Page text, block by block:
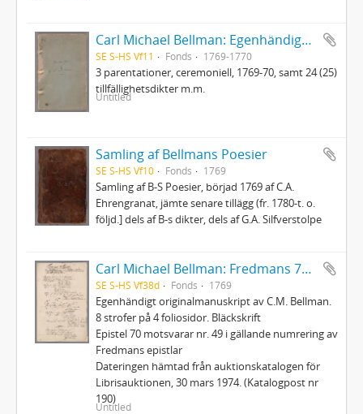
Carl Michael Bellman: Egenhändiga koncepter
SE S-HS Vf11 Fonds 1769-1770
3 parentationer, ceremoniell, 1769-70, samt 24 (25)
tillfällighetsdikter m.m.
Untitled
Samling af Bellmans Poesier
SE S-HS Vf10 Fonds 1769
Samling af B-S Poesier, börjad 1769 af C.A.
Ehrengranat, jämte senare tillägg (fr. 1780-t. o.
följd.] dels af B-s dikter, dels af G.A. Silfverstolpe
Carl Michael Bellman: Fredmans 70:e Epistel. Om landstigningen wid Klubben i Mälarn en höst-afton 1769
SE S-HS Vf38d Fonds 1769
Egenhändigt originalmanuskript av C.M. Bellman.
8 strofer på 4 foliosidor. Bläckskrift
Epistel 70 motsvarar nr. 49 i gällande numrering av
Fredmans epistlar
Dateringen hämtad från auktionskatalogen för
Librisauktionen, 30 mars 1974. (Katalogpost nr
190)
Untitled